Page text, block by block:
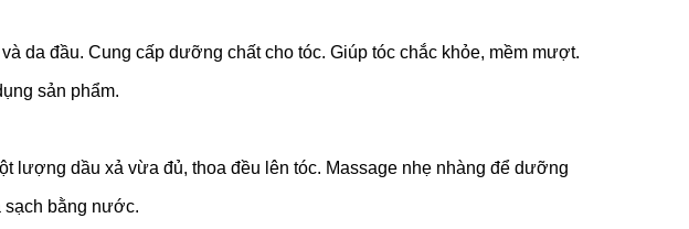
da đầu. Cung cấp dưỡng chất cho tóc. Giúp tóc chắc khỏe, mềm mượt.
sản phẩm.
lượng dầu xả vừa đủ, thoa đều lên tóc. Massage nhẹ nhàng để dưỡng
sạch bằng nước.